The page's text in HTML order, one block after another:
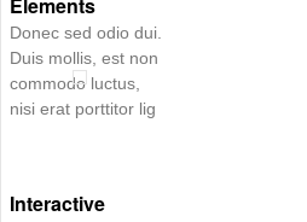
Elements
Donec sed odio dui.
Duis mollis, est non
commodo luctus,
nisi erat porttitor lig
Interactive